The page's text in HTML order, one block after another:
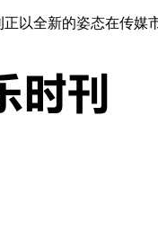
以全新的姿态在传媒